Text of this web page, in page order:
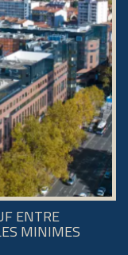
ENTRE
MINIMES